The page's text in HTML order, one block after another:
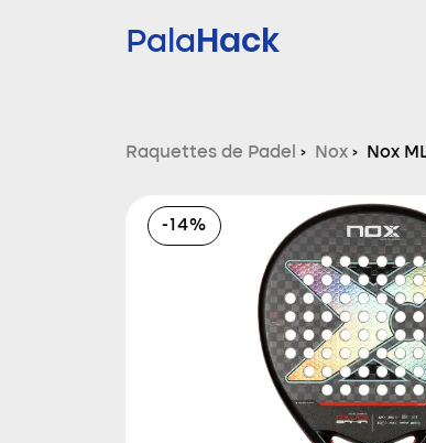
PalaHack
Raquettes de Padel › Nox › Nox
-14%